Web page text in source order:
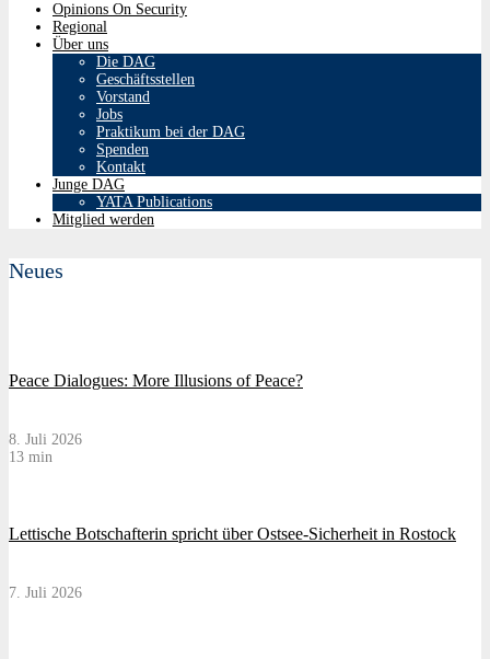
Opinions On Security
Regional
Über uns
Die DAG
Geschäftsstellen
Vorstand
Jobs
Praktikum bei der DAG
Spenden
Kontakt
Junge DAG
YATA Publications
Mitglied werden
Neues
Peace Dialogues: More Illusions of Peace?
8. Juli 2026
13 min
Lettische Botschafterin spricht über Ostsee-Sicherheit in Rostock
7. Juli 2026